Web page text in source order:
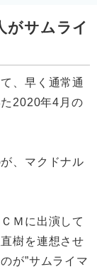
がサムライ
、早く通常通
2020年4月の
、マクドナル
Ｍに出演して
樹を連想させ
が”サムライマ